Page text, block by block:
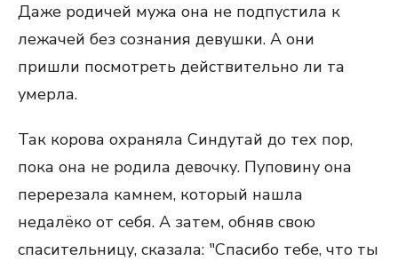
Даже родичей мужа она не подпустила к
лежачей без сознания девушки. А они
пришли посмотреть действительно ли та
умерла.
Так корова охраняла Синдутай до тех пор,
пока она не родила девочку. Пуповину она
перерезала камнем, который нашла
недалёко от себя. А затем, обняв свою
спасительницу, сказала: "Спасибо тебе, что ты